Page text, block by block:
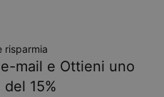
risparmia
mail e Ottieni uno
15%